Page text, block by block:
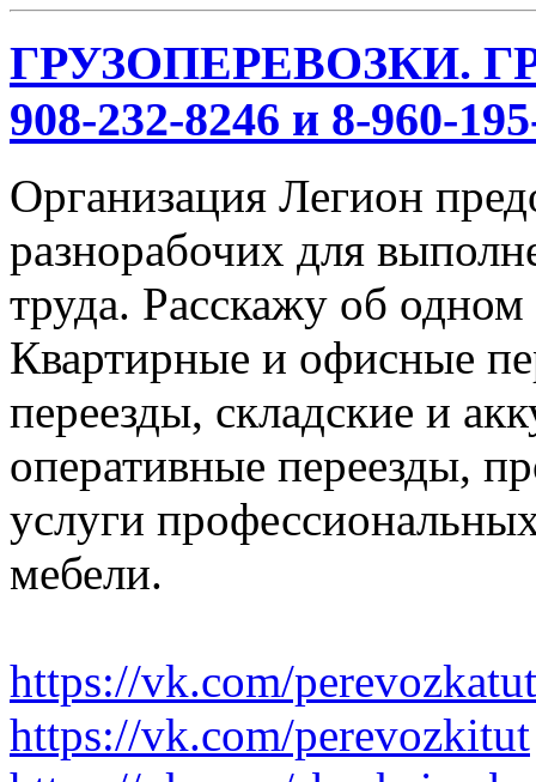
ГРУЗОПЕРЕВОЗКИ.
908-232-8246 и 8-960-
Организация Легион
разнорабочих для
труда. Расскажу об
Квартирные и офисные
переезды, складские и
оперативные переезды,
услуги
мебели.
https://vk.com/perevozkatut
https://vk.com/perevozkitut